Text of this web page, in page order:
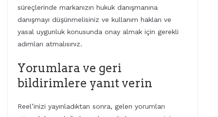
süreçlerinde markanızın hukuk danışmanına
danışmayı düşünmelisiniz ve kullanım hakları ve
yasal uygunluk konusunda onay almak için gerekli
adımları atmalısınız.
Yorumlara ve geri
bildirimlere yanıt verin
Reel’inizi yayınladıktan sonra, gelen yorumları